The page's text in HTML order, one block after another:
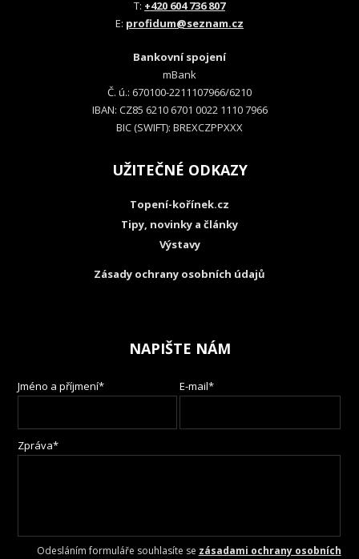
T: +420 604 736 807
E: profidum@seznam.cz
Bankovní spojení
mBank
Č. ú.: 670100-2211107966/6210
IBAN: CZ85 6210 6701 0022 1110 7966
BIC (SWIFT): BREXCZPPXXX
UŽITEČNÉ ODKAZY
Topení-kořínek.cz
Tipy, novinky a články
Výstavy
Zásady ochrany osobních údajů
NAPIŠTE NÁM
Jméno a příjmení* E-mail*
Zpráva*
Odesláním formuláře souhlasíte se zásadami ochrany osobních